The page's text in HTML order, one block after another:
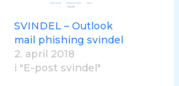
SVINDEL – Outlook
mail phishing svindel
2. april 2018
i "E-post svindel"